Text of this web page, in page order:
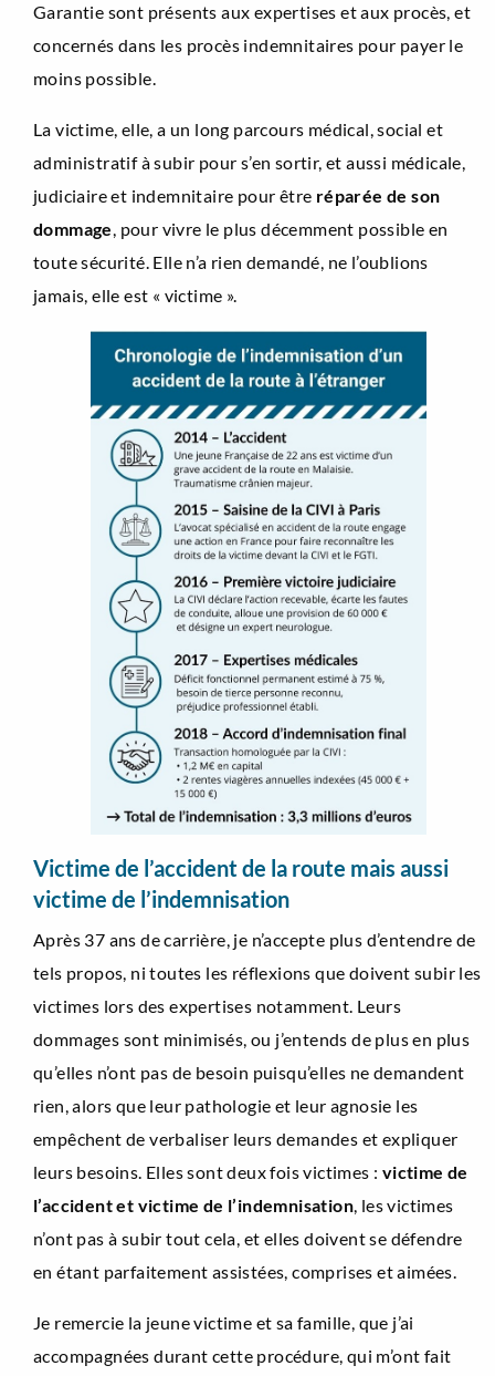
Garantie sont présents aux expertises et aux procès, et
concernés dans les procès indemnitaires pour payer le
moins possible.
La victime, elle, a un long parcours médical, social et
administratif à subir pour s’en sortir, et aussi médicale,
judiciaire et indemnitaire pour être réparée de son
dommage, pour vivre le plus décemment possible en
toute sécurité. Elle n’a rien demandé, ne l’oublions
jamais, elle est « victime ».
Victime de l’accident de la route mais aussi
victime de l’indemnisation
Après 37 ans de carrière, je n’accepte plus d’entendre de
tels propos, ni toutes les réflexions que doivent subir les
victimes lors des expertises notamment. Leurs
dommages sont minimisés, ou j’entends de plus en plus
qu’elles n’ont pas de besoin puisqu’elles ne demandent
rien, alors que leur pathologie et leur agnosie les
empêchent de verbaliser leurs demandes et expliquer
leurs besoins. Elles sont deux fois victimes : victime de
l’accident et victime de l’indemnisation , les victimes
n’ont pas à subir tout cela, et elles doivent se défendre
en étant parfaitement assistées, comprises et aimées.
Je remercie la jeune victime et sa famille, que j’ai
accompagnées durant cette procédure, qui m’ont fait